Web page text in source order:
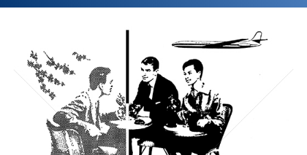
Einst und Heute
Marken
Konzerne